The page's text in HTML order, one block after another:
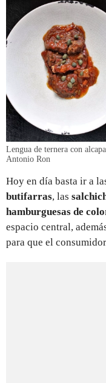
Lengua de ternera con
Antonio Ron
Hoy en día basta ir a
butifarras, las
hamburguesas de
espacio central,
para que el